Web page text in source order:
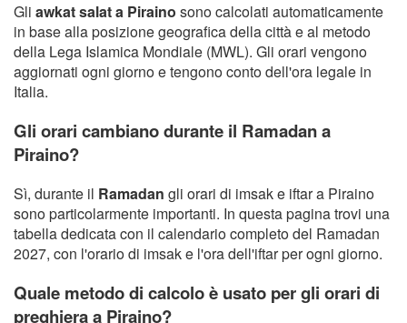
Gli awkat salat a Piraino sono calcolati automaticamente
in base alla posizione geografica della città e al metodo
della Lega Islamica Mondiale (MWL). Gli orari vengono
aggiornati ogni giorno e tengono conto dell'ora legale in
Italia.
Gli orari cambiano durante il Ramadan a
Piraino?
Sì, durante il Ramadan gli orari di imsak e iftar a Piraino
sono particolarmente importanti. In questa pagina trovi una
tabella dedicata con il calendario completo del Ramadan
2027, con l'orario di imsak e l'ora dell'iftar per ogni giorno.
Quale metodo di calcolo è usato per gli orari di
preghiera a Piraino?